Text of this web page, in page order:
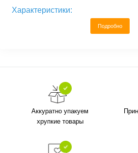
Характеристики:
Подробно
Аккуратно упакуем
хрупкие товары